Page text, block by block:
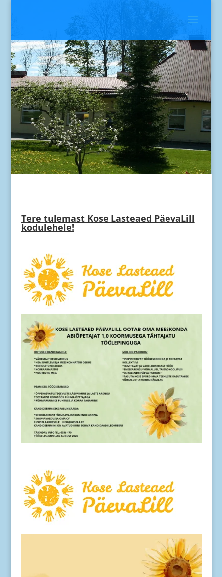
Tere tulemast Kose Lasteaed PäevaLill
kodulehele!